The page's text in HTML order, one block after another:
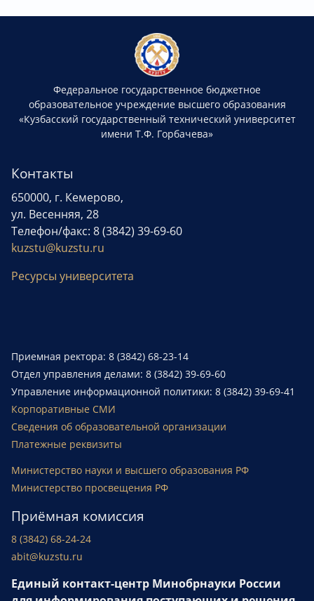
Федеральное государственное бюджетное
образовательное учреждение высшего образования
«Кузбасский государственный технический университет
имени Т.Ф. Горбачева»
Контакты
650000, г. Кемерово,
ул. Весенняя, 28
Телефон/факс: 8 (3842) 39-69-60
kuzstu@kuzstu.ru
Ресурсы университета
Приемная ректора: 8 (3842) 68-23-14
Отдел управления делами: 8 (3842) 39-69-60
Управление информационной политики: 8 (3842) 39-69-41
Корпоративные СМИ
Сведения об образовательной организации
Платежные реквизиты
Министерство науки и высшего образования РФ
Министерство просвещения РФ
Приёмная комиссия
8 (3842) 68-24-24
abit@kuzstu.ru
Единый контакт-центр Минобрнауки России